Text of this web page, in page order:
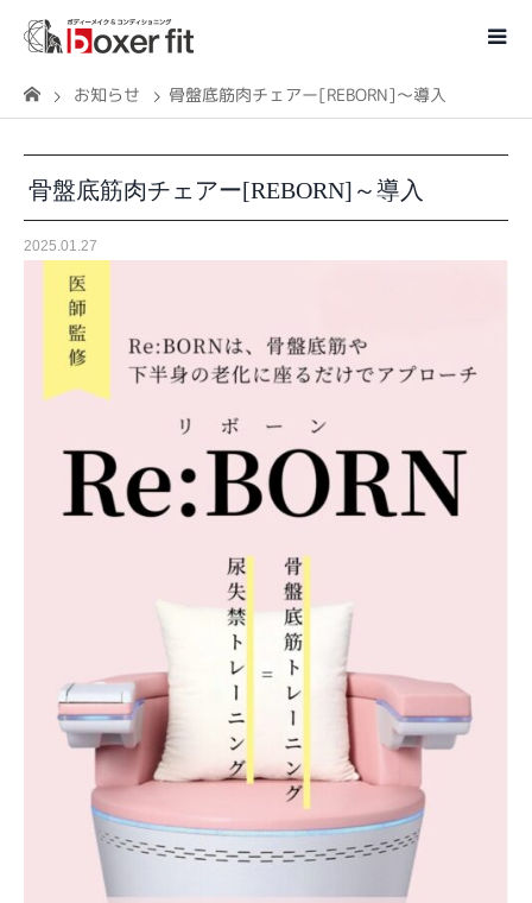
お知らせ 骨盤底筋肉チェアー[REBORN]～導入
骨盤底筋肉チェアー[REBORN]～導入
2025.01.27